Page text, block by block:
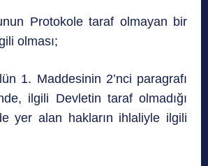
Protokole taraf olmayan bir
olması;
1. Maddesinin 2’nci paragrafı
ilgili Devletin taraf olmadığı
yer alan hakların ihlaliyle ilgili